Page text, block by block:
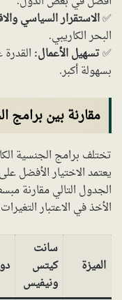
✅الاستقرار السياسي
البحر الكاريبي.
✅تسهيل الأعمال:
بسهولة أكبر.
مقارنة بين برامج
تختلف برامج الجنسية
يعتمد الاختيار الأفضل
الجدول التالي مقارنة
الأخذ في الاعتبار التغيرات
الميزة
سانت
كيتس
ونيفيس